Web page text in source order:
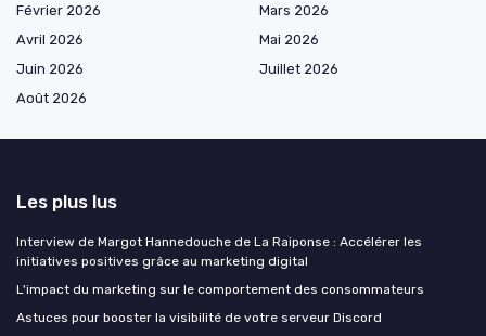
Février 2026
Mars 2026
Avril 2026
Mai 2026
Juin 2026
Juillet 2026
Août 2026
Les plus lus
Interview de Margot Hannedouche de La Raiponse : Accélérer les
initiatives positives grâce au marketing digital
L'impact du marketing sur le comportement des consommateurs
Astuces pour booster la visibilité de votre serveur Discord